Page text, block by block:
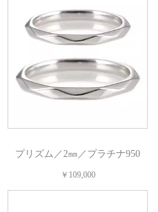
プリズム／2㎜／プラチナ950
￥109,000